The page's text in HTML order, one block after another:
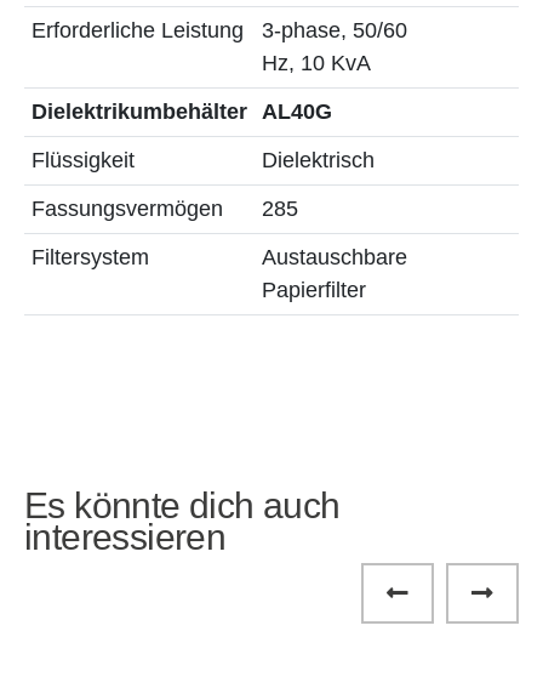
Erforderliche Leistung
3-phase, 50/60
Hz, 10 KvA
Dielektrikumbehälter AL40G
Flüssigkeit
Dielektrisch
Fassungsvermögen
285
Filtersystem
Austauschbare
Papierfilter
Es könnte dich auch
interessieren